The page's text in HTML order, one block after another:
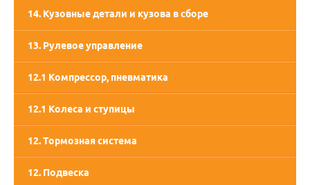
14. Кузовные детали и кузова в сборе
13. Рулевое управление
12.1 Компрессор, пневматика
12.1 Колеса и ступицы
12. Тормозная система
12. Подвеска